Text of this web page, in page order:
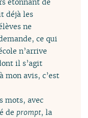
déjà les
ne
ce qui
n’arrive
il s’agit
mon avis, c’est
mots, avec
de prompt, la